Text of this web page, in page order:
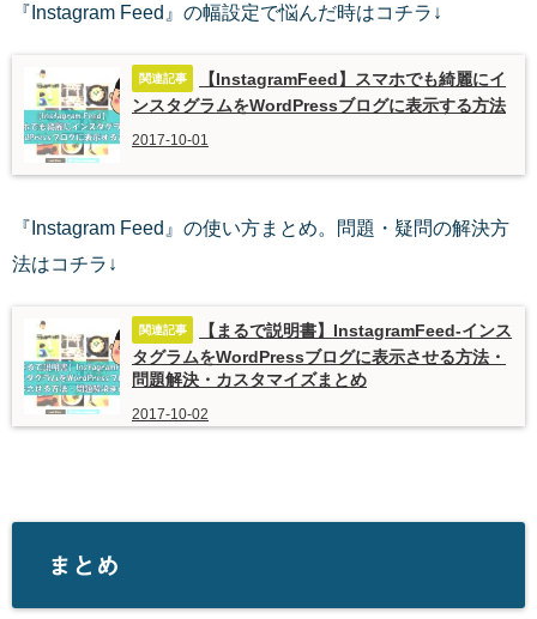
『Instagram Feed』の幅設定で悩んだ時はコチラ↓
【InstagramFeed】スマホでも綺麗にイ
ンスタグラムをWordPressブログに表示する方法
2017-10-01
『Instagram Feed』の使い方まとめ。問題・疑問の解決方
法はコチラ↓
【まるで説明書】InstagramFeed-インス
タグラムをWordPressブログに表示させる方法・
問題解決・カスタマイズまとめ
2017-10-02
まとめ